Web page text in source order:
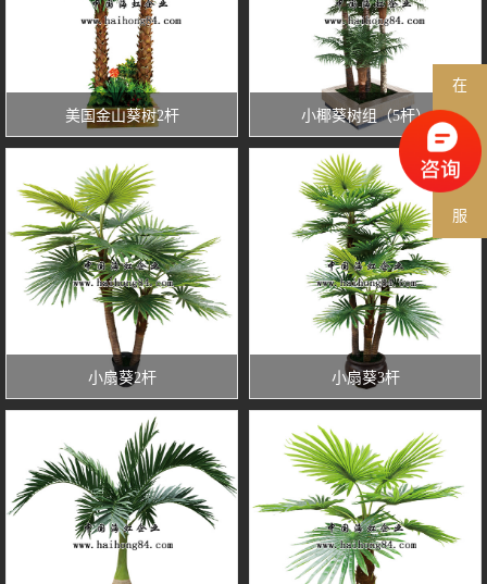
美国金山葵树2杆 小椰葵树组（5杆）
小扇葵2杆 小扇葵3杆
在
线
客
服